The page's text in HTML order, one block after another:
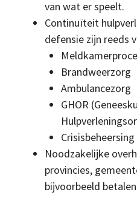
van wat er speelt.
Continuïteit
defensie zijn reeds
Brandweerzorg
Ambulancezorg
GHOR
Noodzakelijke
provincies,
bijvoorbeeld